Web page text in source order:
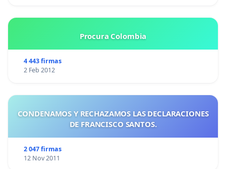
Procura Colombia
4 443 firmas
2 Feb 2012
CONDENAMOS Y RECHAZAMOS LAS DECLARACIONES
DE FRANCISCO SANTOS.
2 047 firmas
12 Nov 2011